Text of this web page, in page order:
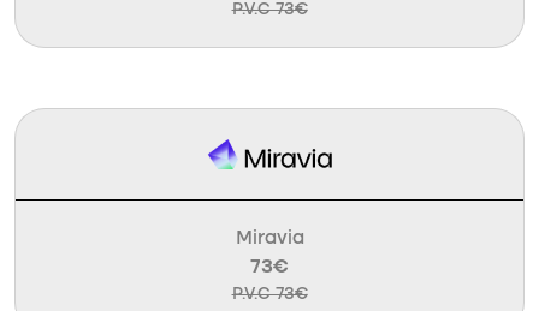
P.V.C 73€
Miravia
73€
P.V.C 73€